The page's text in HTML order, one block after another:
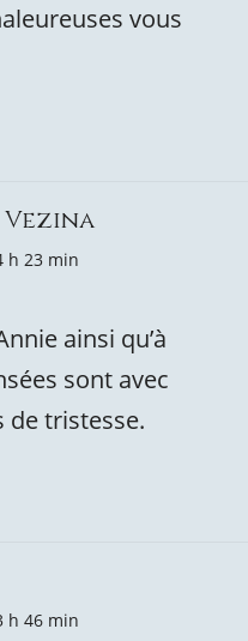
vous
h 23 min
ainsi qu’à
sont avec
de tristesse.
h 46 min